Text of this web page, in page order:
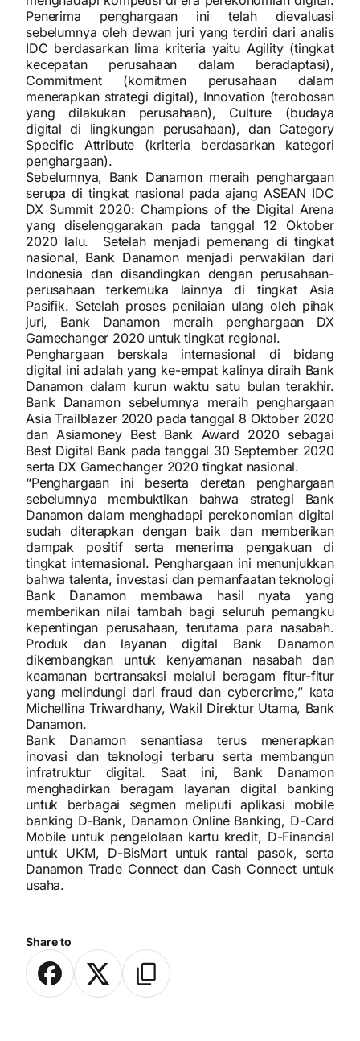
Share to
Penerima penghargaan ini telah dievaluasi
sebelumnya oleh dewan juri yang terdiri dari analis
IDC berdasarkan lima kriteria yaitu Agility (tingkat
kecepatan perusahaan dalam beradaptasi),
Commitment (komitmen perusahaan dalam
menerapkan strategi digital), Innovation (terobosan
yang dilakukan perusahaan), Culture (budaya
digital di lingkungan perusahaan), dan Category
Specific Attribute (kriteria berdasarkan kategori
penghargaan).
Sebelumnya, Bank Danamon meraih penghargaan
serupa di tingkat nasional pada ajang ASEAN IDC
DX Summit 2020: Champions of the Digital Arena
yang diselenggarakan pada tanggal 12 Oktober
2020 lalu. Setelah menjadi pemenang di tingkat
nasional, Bank Danamon menjadi perwakilan dari
Indonesia dan disandingkan dengan perusahaan-
perusahaan terkemuka lainnya di tingkat Asia
Pasifik. Setelah proses penilaian ulang oleh pihak
juri, Bank Danamon meraih penghargaan DX
Gamechanger 2020 untuk tingkat regional.
Penghargaan berskala internasional di bidang
digital ini adalah yang ke-empat kalinya diraih Bank
Danamon dalam kurun waktu satu bulan terakhir.
Bank Danamon sebelumnya meraih penghargaan
Asia Trailblazer 2020 pada tanggal 8 Oktober 2020
dan Asiamoney Best Bank Award 2020 sebagai
Best Digital Bank pada tanggal 30 September 2020
serta DX Gamechanger 2020 tingkat nasional.
“Penghargaan ini beserta deretan penghargaan
sebelumnya membuktikan bahwa strategi Bank
Danamon dalam menghadapi perekonomian digital
sudah diterapkan dengan baik dan memberikan
dampak positif serta menerima pengakuan di
tingkat internasional. Penghargaan ini menunjukkan
bahwa talenta, investasi dan pemanfaatan teknologi
Bank Danamon membawa hasil nyata yang
memberikan nilai tambah bagi seluruh pemangku
kepentingan perusahaan, terutama para nasabah.
Produk dan layanan digital Bank Danamon
dikembangkan untuk kenyamanan nasabah dan
keamanan bertransaksi melalui beragam fitur-fitur
yang melindungi dari fraud dan cybercrime,” kata
Michellina Triwardhany, Wakil Direktur Utama, Bank
Danamon.
Bank Danamon senantiasa terus menerapkan
inovasi dan teknologi terbaru serta membangun
infratruktur digital. Saat ini, Bank Danamon
menghadirkan beragam layanan digital banking
untuk berbagai segmen meliputi aplikasi mobile
banking D-Bank, Danamon Online Banking, D-Card
Mobile untuk pengelolaan kartu kredit, D-Financial
untuk UKM, D-BisMart untuk rantai pasok, serta
Danamon Trade Connect dan Cash Connect untuk
usaha.